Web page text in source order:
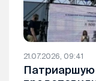
21.07.2026, 09:41